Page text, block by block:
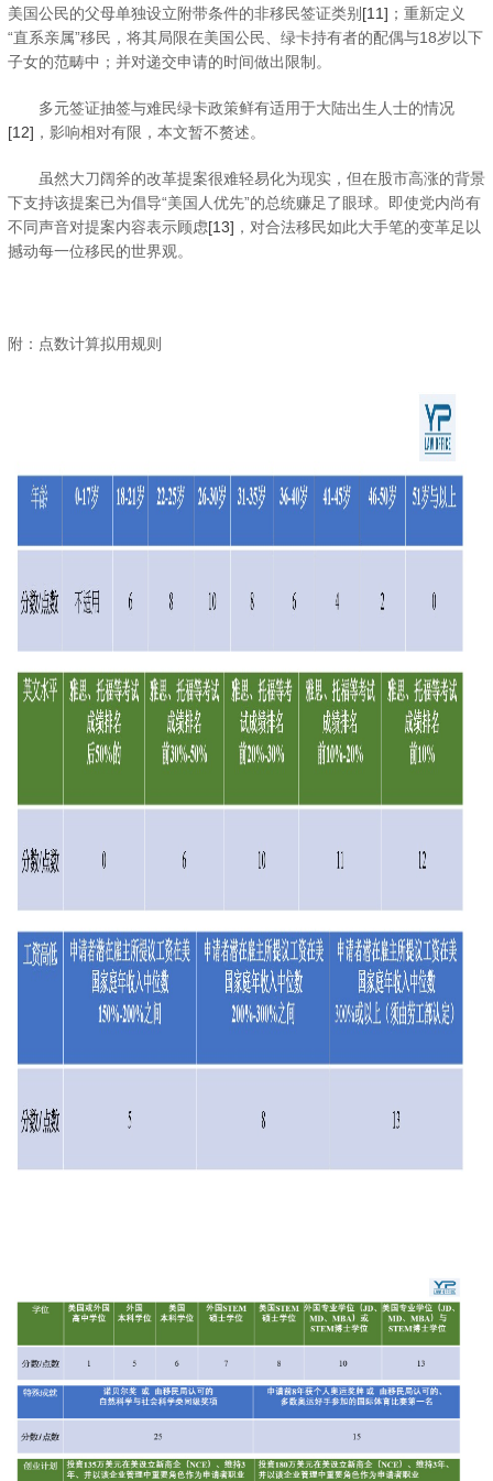
美国公民的父母单独设立附带条件的非移民签证类别 [11] ；重新定义
“直系亲属”移民，将其局限在美国公民、绿卡持有者的配偶与18岁以下
子女的范畴中；并对递交申请的时间做出限制。
多元签证抽签与难民绿卡政策鲜有适用于大陆出生人士的情况
[12] ，影响相对有限，本文暂不赘述。
虽然大刀阔斧的改革提案很难轻易化为现实，但在股市高涨的背景
下支持该提案已为倡导“美国人优先”的总统赚足了眼球。即使党内尚有
不同声音对提案内容表示顾虑[13] ，对合法移民如此大手笔的变革足以
撼动每一位移民的世界观。
附：点数计算拟用规则